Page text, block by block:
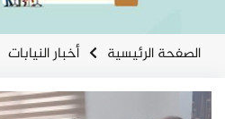
الصفحة الرئيسية أخبار النيابات